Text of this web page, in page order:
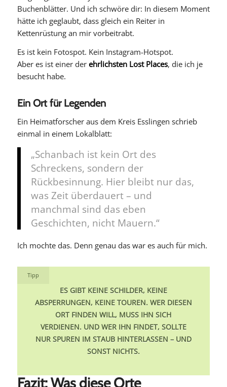
Buchenblätter. Und ich schwöre dir: In diesem Moment
hätte ich geglaubt, dass gleich ein Reiter in
Kettenrüstung an mir vorbeitrabt.
Es ist kein Fotospot. Kein Instagram-Hotspot.
Aber es ist einer der ehrlichsten Lost Places, die ich je
besucht habe.
Ein Ort für Legenden
Ein Heimatforscher aus dem Kreis Esslingen schrieb
einmal in einem Lokalblatt:
„Schanbach ist kein Ort des
Schreckens, sondern der
Rückbesinnung. Hier bleibt nur das,
was Zeit überdauert – und
manchmal sind das eben
Geschichten, nicht Mauern.“
Ich mochte das. Denn genau das war es auch für mich.
Tipp
ES GIBT KEINE SCHILDER, KEINE
ABSPERRUNGEN, KEINE TOUREN. WER DIESEN
ORT FINDEN WILL, MUSS IHN SICH
VERDIENEN. UND WER IHN FINDET, SOLLTE
NUR SPUREN IM STAUB HINTERLASSEN – UND
SONST NICHTS.
Fazit: Was diese Orte